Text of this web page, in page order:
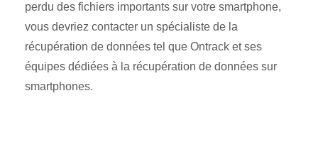
perdu des fichiers importants sur votre smartphone,
vous devriez contacter un spécialiste de la
récupération de données tel que Ontrack et ses
équipes dédiées à la récupération de données sur
smartphones.